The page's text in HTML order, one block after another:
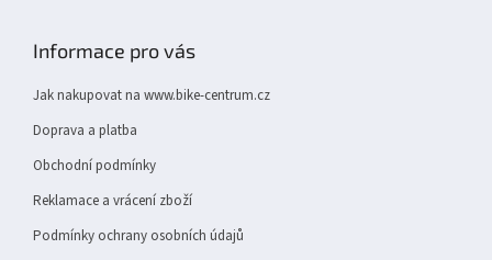
v
Informace pro vás
Jak nakupovat na www.bike-centrum.cz
Doprava a platba
Obchodní podmínky
Reklamace a vrácení zboží
Podmínky ochrany osobních údajů